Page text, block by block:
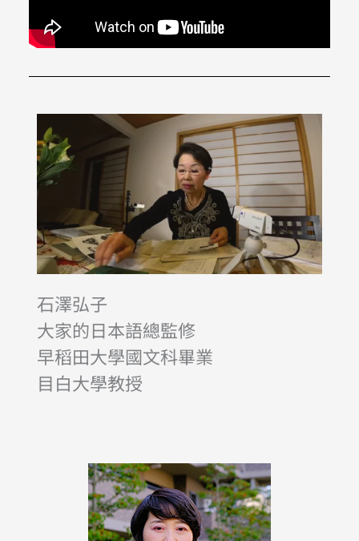
石澤弘子
大家的日本語總監修
早稻田大學國文科畢業
目白大學教授